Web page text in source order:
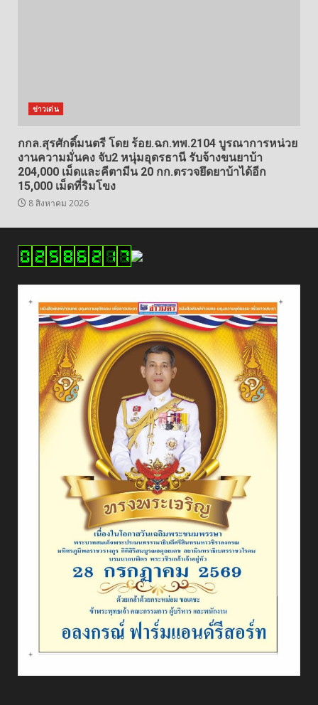
ข่าวเด่น
กกล.สุรศักดิ์มนตรี โดย ร้อย.ฉก.ทพ.2104 บูรณาการหน่วย
งานความมั่นคง จับ2 หนุ่มอุดรธานี รับจ้างขนยาบ้า
204,000 เม็ดและคีตามีน 20 กก.ตรวจยึดยาบ้าได้อีก
15,000 เม็ดที่ริมโขง
8 สิงหาคม 2026